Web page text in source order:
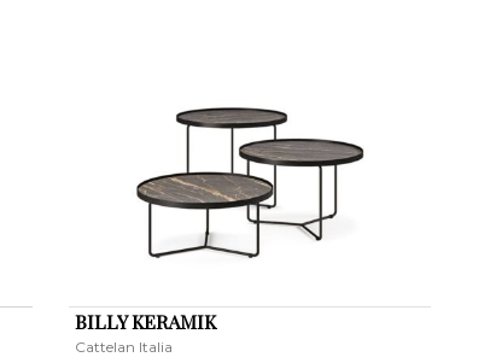
BILLY KERAMIK
Cattelan Italia